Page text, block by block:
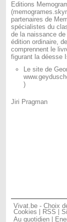
Editions
partenaires de
spécialistes du
de la naissance
édition ordinaire,
comprennent le
figurant la déesse
Le site de
)
Jiri Pragman
Vivat.be - Choix
Cookies
RSS
Au quotidien